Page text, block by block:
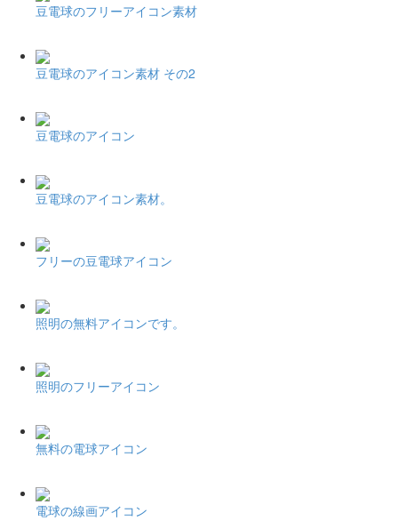
豆電球のフリーアイコン素材
豆電球のアイコン素材 その2
豆電球のアイコン
豆電球のアイコン素材。
フリーの豆電球アイコン
照明の無料アイコンです。
照明のフリーアイコン
無料の電球アイコン
電球の線画アイコン